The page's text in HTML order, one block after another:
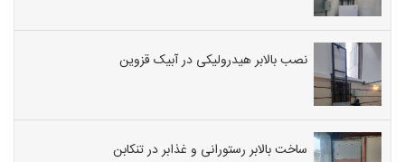
نصب بالابر هیدرولیکی در آبیک قزوین
ساخت بالابر رستورانی و غذابر در تنکابن